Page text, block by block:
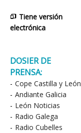
Tiene versión
electrónica
DOSIER DE
PRENSA:
- Cope Castilla y León
- Andiante Galicia
- León Noticias
- Radio Galega
- Radio Cubelles